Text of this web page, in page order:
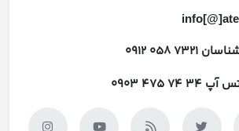
0912 058 7321
آپ 0903 475 74 34